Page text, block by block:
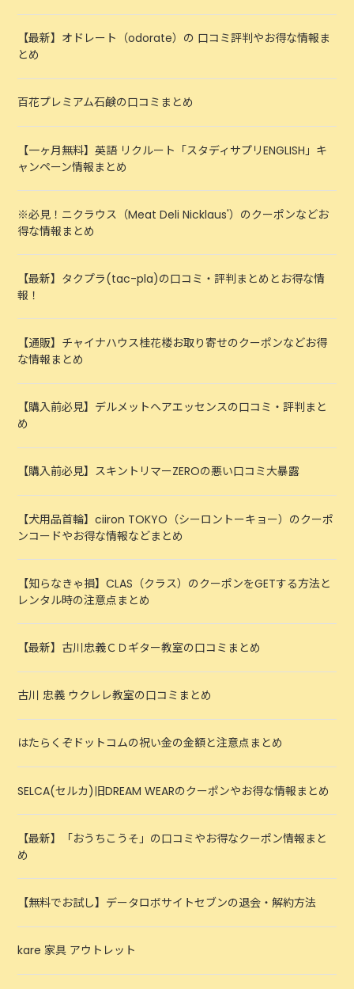
【最新】オドレート（odorate）の 口コミ評判やお得な情報ま
とめ
百花プレミアム石鹸の口コミまとめ
【一ヶ月無料】英語 リクルート「スタディサプリENGLISH」キ
ャンペーン情報まとめ
※必見！ニクラウス（Meat Deli Nicklaus'）のクーポンなどお
得な情報まとめ
【最新】タクプラ(tac-pla)の口コミ・評判まとめとお得な情
報！
【通販】チャイナハウス桂花楼お取り寄せのクーポンなどお得
な情報まとめ
【購入前必見】デルメットヘアエッセンスの口コミ・評判まと
め
【購入前必見】スキントリマーZEROの悪い口コミ大暴露
【犬用品首輪】ciiron TOKYO（シーロントーキョー）のクーポ
ンコードやお得な情報などまとめ
【知らなきゃ損】CLAS（クラス）のクーポンをGETする方法と
レンタル時の注意点まとめ
【最新】古川忠義ＣＤギター教室の口コミまとめ
古川 忠義 ウクレレ教室の口コミまとめ
はたらくぞドットコムの祝い金の金額と注意点まとめ
SELCA(セルカ)旧DREAM WEARのクーポンやお得な情報まとめ
【最新】「おうちこうそ」の口コミやお得なクーポン情報まと
め
【無料でお試し】データロボサイトセブンの退会・解約方法
kare 家具 アウトレット